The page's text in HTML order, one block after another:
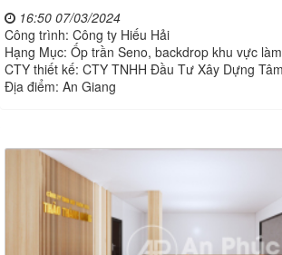
16:50 07/03/2024
Công trình: Công ty Hiếu Hải
Hạng Mục: Ốp trần Seno, backdrop khu vực
CTY thiết kế: CTY TNHH Đầu Tư Xây Dựng
Địa điểm: An Giang